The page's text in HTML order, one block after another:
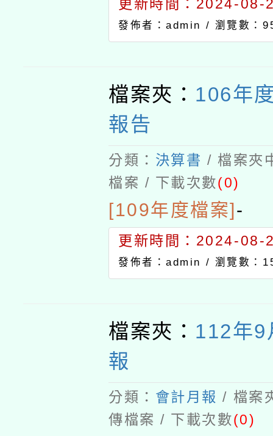
更新時間：2024-
發佈者：admin / 瀏覽數：
檔案夾： 106年
報告
分類： 決算書 / 檔案夾
檔案 / 下載次數(0)
[109年度檔案]-
更新時間：2024-08-
發佈者：admin / 瀏覽數：
檔案夾： 112年9
報
分類： 會計月報 / 檔案
傳檔案 / 下載次數(0)